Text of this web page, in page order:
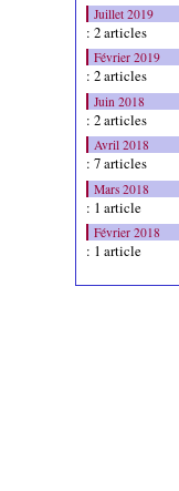
Juillet 2019
: 2 articles
Février 2019
: 2 articles
Juin 2018
: 2 articles
Avril 2018
: 7 articles
Mars 2018
: 1 article
Février 2018
: 1 article